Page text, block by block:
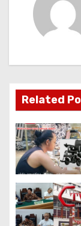
Related